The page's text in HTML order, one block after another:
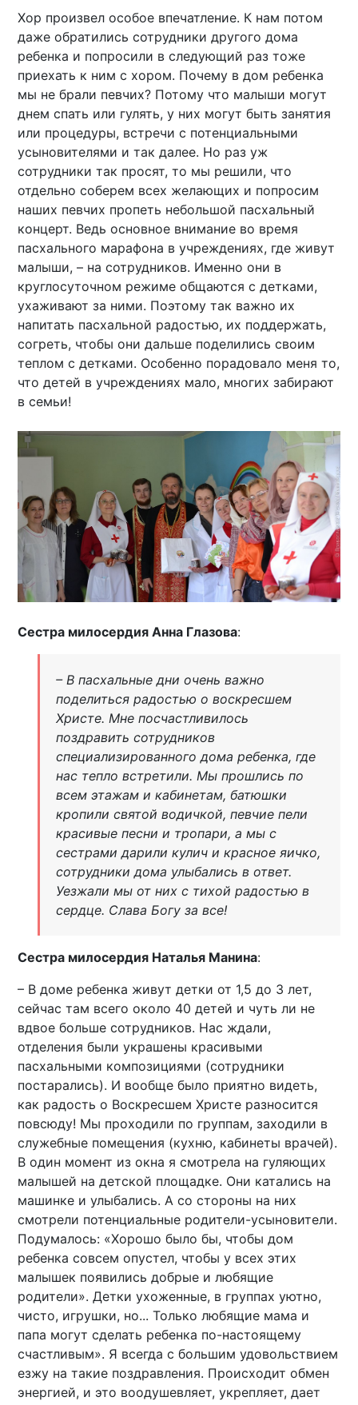
Хор произвел особое впечатление. К нам потом
даже обратились сотрудники другого дома
ребенка и попросили в следующий раз тоже
приехать к ним с хором. Почему в дом ребенка
мы не брали певчих? Потому что малыши могут
днем спать или гулять, у них могут быть занятия
или процедуры, встречи с потенциальными
усыновителями и так далее. Но раз уж
сотрудники так просят, то мы решили, что
отдельно соберем всех желающих и попросим
наших певчих пропеть небольшой пасхальный
концерт. Ведь основное внимание во время
пасхального марафона в учреждениях, где живут
малыши, – на сотрудников. Именно они в
круглосуточном режиме общаются с детками,
ухаживают за ними. Поэтому так важно их
напитать пасхальной радостью, их поддержать,
согреть, чтобы они дальше поделились своим
теплом с детками. Особенно порадовало меня то,
что детей в учреждениях мало, многих забирают
в семьи!
Сестра милосердия Анна Глазова:
– В пасхальные дни очень важно
поделиться радостью о воскресшем
Христе. Мне посчастливилось
поздравить сотрудников
специализированного дома ребенка, где
нас тепло встретили. Мы прошлись по
всем этажам и кабинетам, батюшки
кропили святой водичкой, певчие пели
красивые песни и тропари, а мы с
сестрами дарили кулич и красное яичко,
сотрудники дома улыбались в ответ.
Уезжали мы от них с тихой радостью в
сердце. Слава Богу за все!
Сестра милосердия Наталья Манина:
– В доме ребенка живут детки от 1,5 до 3 лет,
сейчас там всего около 40 детей и чуть ли не
вдвое больше сотрудников. Нас ждали,
отделения были украшены красивыми
пасхальными композициями (сотрудники
постарались). И вообще было приятно видеть,
как радость о Воскресшем Христе разносится
повсюду! Мы проходили по группам, заходили в
служебные помещения (кухню, кабинеты врачей).
В один момент из окна я смотрела на гуляющих
малышей на детской площадке. Они катались на
машинке и улыбались. А со стороны на них
смотрели потенциальные родители-усыновители.
Подумалось: «Хорошо было бы, чтобы дом
ребенка совсем опустел, чтобы у всех этих
малышек появились добрые и любящие
родители». Детки ухоженные, в группах уютно,
чисто, игрушки, но... Только любящие мама и
папа могут сделать ребенка по-настоящему
счастливым». Я всегда с большим удовольствием
езжу на такие поздравления. Происходит обмен
энергией, и это воодушевляет, укрепляет, дает